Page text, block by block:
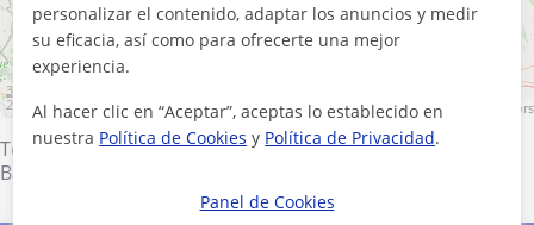
30 km
20 mi
Leaflet| ©OpenStreetMap contributors
Toledo (Ciudad)·Olías del Rey·Burguillos de Toledo
Bargas
personalizar el contenido, adaptar los anuncios y medir
su eficacia, así como para ofrecerte una mejor
experiencia.
Al hacer clic en “Aceptar”, aceptas lo establecido en
nuestra Política de Cookies y Política de Privacidad.
Panel de Cookies